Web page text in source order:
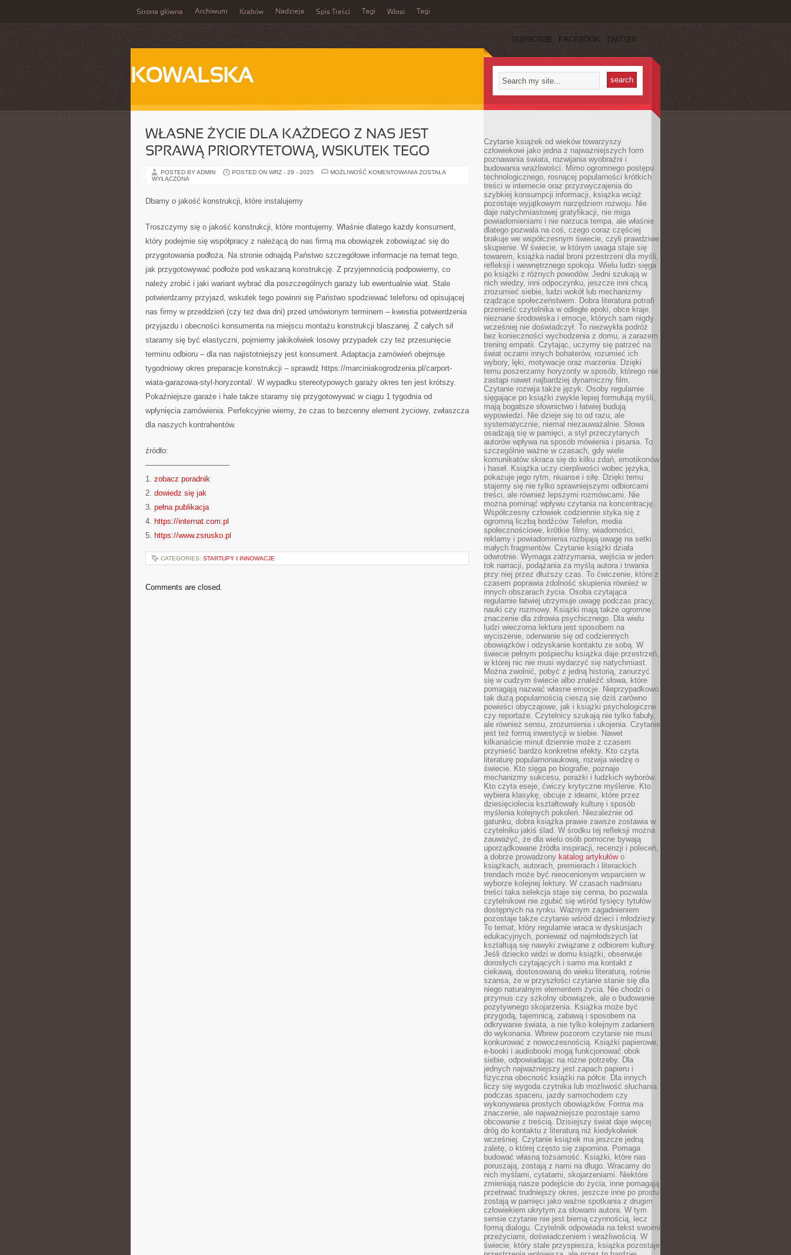
Strona główna Archiwum Kraków Nadzieja Spis Treści Tagi Włosi Tagi
SUBSCRIBE FACEBOOK TWITTER
KOWALSKA
WŁASNE ŻYCIE DLA KAŻDEGO Z NAS JEST
SPRAWĄ PRIORYTETOWĄ, WSKUTEK TEGO
POSTED BY ADMIN POSTED ON WRZ - 29 - 2025 MOŻLIWOŚĆ KOMENTOWANIA WŁASNE
PRIORYTETOWĄ,
WSKUTEK
ZOSTAŁA
WYŁĄCZONA
Dbamy o jakość konstrukcji, które instalujemy
Troszczymy się o jakość konstrukcji, które montujemy. Właśnie dlatego każdy konsument,
który podejmie się współpracy z należącą do nas firmą ma obowiązek zobowiązać się do
przygotowania podłoża. Na stronie odnajdą Państwo szczegółowe informacje na temat tego,
jak przygotowywać podłoże pod wskazaną konstrukcję. Z przyjemnością podpowiemy, co
należy zrobić i jaki wariant wybrać dla poszczególnych garaży lub ewentualnie wiat. Stale
potwierdzamy przyjazd, wskutek tego powinni się Państwo spodziewać telefonu od opisującej
nas firmy w przeddzień (czy też dwa dni) przed umówionym terminem – kwestia potwierdzenia
przyjazdu i obecności konsumenta na miejscu montażu konstrukcji blaszanej. Z całych sił
staramy się być elastyczni, pojmiemy jakikolwiek losowy przypadek czy też przesunięcie
terminu odbioru – dla nas najistotniejszy jest konsument. Adaptacja zamówień obejmuje
tygodniowy okres preparacje konstrukcji – sprawdź https://marciniakogrodzenia.pl/carport-
wiata-garazowa-styl-horyzontal/. W wypadku stereotypowych garaży okres ten jest krótszy.
Pokaźniejsze garaże i hale także staramy się przygotowywać w ciągu 1 tygodnia od
wpłynięcia zamówienia. Perfekcyjnie wiemy, że czas to bezcenny element życiowy, zwłaszcza
dla naszych kontrahentów.
źródło:
———————————
1. zobacz poradnik
2. dowiedz się jak
3. pełna publikacja
4. https://internat.com.pl
5. https://www.zsrusko.pl
CATEGORIES: STARTUPY I INNOWACJE
Comments are closed.
Czytanie książek od wieków towarzyszy
człowiekowi jako jedna z najważniejszych form
poznawania świata, rozwijania wyobraźni i
budowania wrażliwości. Mimo ogromnego postępu
technologicznego, rosnącej popularności krótkich
treści w internecie oraz przyzwyczajenia do
szybkiej konsumpcji informacji, książka wciąż
pozostaje wyjątkowym narzędziem rozwoju. Nie
daje natychmiastowej gratyfikacji, nie miga
powiadomieniami i nie narzuca tempa, ale właśnie
dlatego pozwala na coś, czego coraz częściej
brakuje we współczesnym świecie, czyli prawdziwe
skupienie. W świecie, w którym uwaga staje się
towarem, książka nadal broni przestrzeni dla myśli,
refleksji i wewnętrznego spokoju. Wielu ludzi sięga
po książki z różnych powodów. Jedni szukają w
nich wiedzy, inni odpoczynku, jeszcze inni chcą
zrozumieć siebie, ludzi wokół lub mechanizmy
rządzące społeczeństwem. Dobra literatura potrafi
przenieść czytelnika w odległe epoki, obce kraje,
nieznane środowiska i emocje, których sam nigdy
wcześniej nie doświadczył. To niezwykła podróż
bez konieczności wychodzenia z domu, a zarazem
trening empatii. Czytając, uczymy się patrzeć na
świat oczami innych bohaterów, rozumieć ich
wybory, lęki, motywacje oraz marzenia. Dzięki
temu poszerzamy horyzonty w sposób, którego nie
zastąpi nawet najbardziej dynamiczny film.
Czytanie rozwija także język. Osoby regularnie
sięgające po książki zwykle lepiej formułują myśli,
mają bogatsze słownictwo i łatwiej budują
wypowiedzi. Nie dzieje się to od razu, ale
systematycznie, niemal niezauważalnie. Słowa
osadzają się w pamięci, a styl przeczytanych
autorów wpływa na sposób mówienia i pisania. To
szczególnie ważne w czasach, gdy wiele
komunikatów skraca się do kilku zdań, emotikonów
i haseł. Książka uczy cierpliwości wobec języka,
pokazuje jego rytm, niuanse i siłę. Dzięki temu
stajemy się nie tylko sprawniejszymi odbiorcami
treści, ale również lepszymi rozmówcami. Nie
można pominąć wpływu czytania na koncentrację.
Współczesny człowiek codziennie styka się z
ogromną liczbą bodźców. Telefon, media
społecznościowe, krótkie filmy, wiadomości,
reklamy i powiadomienia rozbijają uwagę na setki
małych fragmentów. Czytanie książki działa
odwrotnie. Wymaga zatrzymania, wejścia w jeden
tok narracji, podążania za myślą autora i trwania
przy niej przez dłuższy czas. To ćwiczenie, które z
czasem poprawia zdolność skupienia również w
innych obszarach życia. Osoba czytająca
regularnie łatwiej utrzymuje uwagę podczas pracy,
nauki czy rozmowy. Książki mają także ogromne
znaczenie dla zdrowia psychicznego. Dla wielu
ludzi wieczorna lektura jest sposobem na
wyciszenie, oderwanie się od codziennych
obowiązków i odzyskanie kontaktu ze sobą. W
świecie pełnym pośpiechu książka daje przestrzeń,
w której nic nie musi wydarzyć się natychmiast.
Można zwolnić, pobyć z jedną historią, zanurzyć
się w cudzym świecie albo znaleźć słowa, które
pomagają nazwać własne emocje. Nieprzypadkowo
tak dużą popularnością cieszą się dziś zarówno
powieści obyczajowe, jak i książki psychologiczne
czy reportaże. Czytelnicy szukają nie tylko fabuły,
ale również sensu, zrozumienia i ukojenia. Czytanie
jest też formą inwestycji w siebie. Nawet
kilkanaście minut dziennie może z czasem
przynieść bardzo konkretne efekty. Kto czyta
literaturę popularnonaukową, rozwija wiedzę o
świecie. Kto sięga po biografie, poznaje
mechanizmy sukcesu, porażki i ludzkich wyborów.
Kto czyta eseje, ćwiczy krytyczne myślenie. Kto
wybiera klasykę, obcuje z ideami, które przez
dziesięciolecia kształtowały kulturę i sposób
myślenia kolejnych pokoleń. Niezależnie od
gatunku, dobra książka prawie zawsze zostawia w
czytelniku jakiś ślad. W środku tej refleksji można
zauważyć, że dla wielu osób pomocne bywają
uporządkowane źródła inspiracji, recenzji i poleceń,
a dobrze prowadzony katalog artykułówo
książkach, autorach, premierach i literackich
trendach może być nieocenionym wsparciem w
wyborze kolejnej lektury. W czasach nadmiaru
treści taka selekcja staje się cenna, bo pozwala
czytelnikowi nie zgubić się wśród tysięcy tytułów
dostępnych na rynku. Ważnym zagadnieniem
pozostaje także czytanie wśród dzieci i młodzieży.
To temat, który regularnie wraca w dyskusjach
edukacyjnych, ponieważ od najmłodszych lat
kształtują się nawyki związane z odbiorem kultury.
Jeśli dziecko widzi w domu książki, obserwuje
dorosłych czytających i samo ma kontakt z
ciekawą, dostosowaną do wieku literaturą, rośnie
szansa, że w przyszłości czytanie stanie się dla
niego naturalnym elementem życia. Nie chodzi o
przymus czy szkolny obowiązek, ale o budowanie
pozytywnego skojarzenia. Książka może być
przygodą, tajemnicą, zabawą i sposobem na
odkrywanie świata, a nie tylko kolejnym zadaniem
do wykonania. Wbrew pozorom czytanie nie musi
konkurować z nowoczesnością. Książki papierowe,
e-booki i audiobooki mogą funkcjonować obok
siebie, odpowiadając na różne potrzeby. Dla
jednych najważniejszy jest zapach papieru i
fizyczna obecność książki na półce. Dla innych
liczy się wygoda czytnika lub możliwość słuchania
podczas spaceru, jazdy samochodem czy
wykonywania prostych obowiązków. Forma ma
znaczenie, ale najważniejsze pozostaje samo
obcowanie z treścią. Dzisiejszy świat daje więcej
dróg do kontaktu z literaturą niż kiedykolwiek
wcześniej. Czytanie książek ma jeszcze jedną
zaletę, o której często się zapomina. Pomaga
budować własną tożsamość. Książki, które nas
poruszają, zostają z nami na długo. Wracamy do
nich myślami, cytatami, skojarzeniami. Niektóre
zmieniają nasze podejście do życia, inne pomagają
przetrwać trudniejszy okres, jeszcze inne po prostu
zostają w pamięci jako ważne spotkania z drugim
człowiekiem ukrytym za słowami autora. W tym
sensie czytanie nie jest bierną czynnością, lecz
formą dialogu. Czytelnik odpowiada na tekst swoimi
przeżyciami, doświadczeniem i wrażliwością. W
świecie, który stale przyspiesza, książka pozostaje